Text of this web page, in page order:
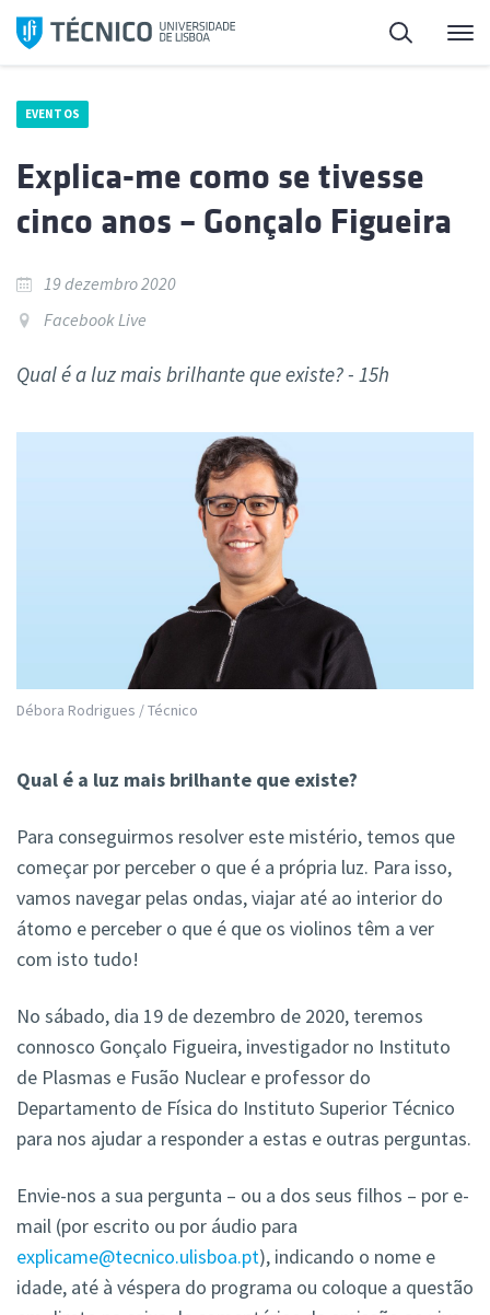
Saltar
para
Pesquisa
EVENTOS
Explica-me como se tivesse
cinco anos – Gonçalo Figueira
19 dezembro 2020
Facebook Live
Qual é a luz mais brilhante que existe? - 15h
Débora Rodrigues / Técnico
Qual é a luz mais brilhante que existe?
Para conseguirmos resolver este mistério, temos que
começar por perceber o que é a própria luz. Para isso,
vamos navegar pelas ondas, viajar até ao interior do
átomo e perceber o que é que os violinos têm a ver
com isto tudo!
No sábado, dia 19 de dezembro de 2020, teremos
connosco Gonçalo Figueira, investigador no Instituto
de Plasmas e Fusão Nuclear e professor do
Departamento de Física do Instituto Superior Técnico
para nos ajudar a responder a estas e outras perguntas.
Envie-nos a sua pergunta – ou a dos seus filhos – por e-
mail (por escrito ou por áudio para
explicame@tecnico.ulisboa.pt), indicando o nome e
idade, até à véspera do programa ou coloque a questão